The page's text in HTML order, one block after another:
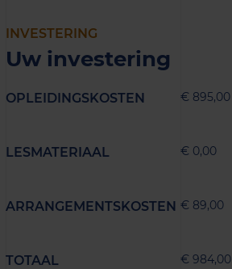
INVESTERING
Uw investering
OPLEIDINGSKOSTEN € 895,00
LESMATERIAAL € 0,00
ARRANGEMENTSKOSTEN € 89,00
TOTAAL € 984,00